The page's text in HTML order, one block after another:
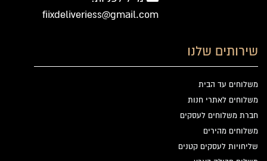
שירותים שלנו
משלוחים עד הבית
משלוחים לאתרי חנות
חברת משלוחים לעסקים
משלוחים מהירים
שליחויות לעסקים קטנים
fiixdeliveriess@gmail.com